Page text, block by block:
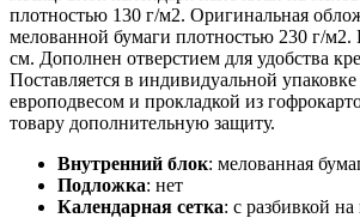
плотностью 130 г/м2. Оригинальная
мелованной бумаги плотностью 230 г/м2.
см. Дополнен отверстием для удобства
Поставляется в индивидуальной
европодвесом и прокладкой из
товару дополнительную защиту.
Внутренний блок: мелованная
Подложка: нет
Календарная сетка: с разбивкой на